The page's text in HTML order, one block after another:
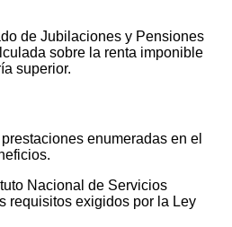
de Jubilaciones y Pensiones
sobre la renta imponible
superior.
enumeradas en el
Nacional de Servicios
requisitos exigidos por la Ley